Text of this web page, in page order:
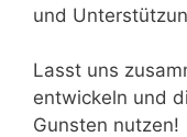
und
Lasst uns
entwickeln und
Gunsten nutzen!